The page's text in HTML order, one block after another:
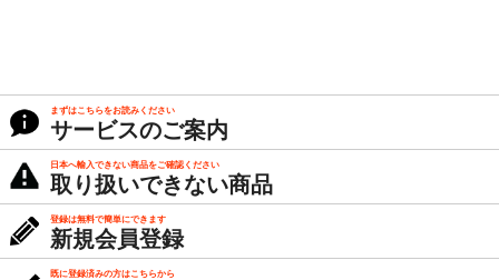
まずはこちらをお読みください
サービスのご案内
日本へ輸入できない商品をご確認ください
取り扱いできない商品
登録は無料で簡単にできます
新規会員登録
既に登録済みの方はこちらから